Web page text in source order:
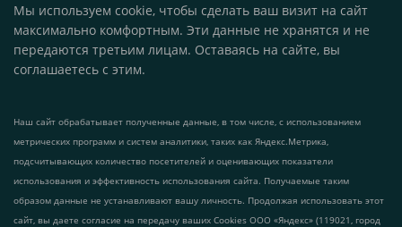
Мы используем cookie, чтобы сделать ваш визит на сайт
максимально комфортным. Эти данные не хранятся и не
передаются третьим лицам. Оставаясь на сайте, вы
соглашаетесь с этим.
Наш сайт обрабатывает полученные данные, в том числе, с использованием
метрических программ и систем аналитики, таких как Яндекс.Метрика,
подсчитывающих количество посетителей и оценивающих показатели
использования и эффективность использования сайта. Получаемые таким
образом данные не устанавливают вашу личность. Продолжая использовать этот
сайт, вы даете согласие на передачу ваших Cookies ООО «Яндекс» (119021, город